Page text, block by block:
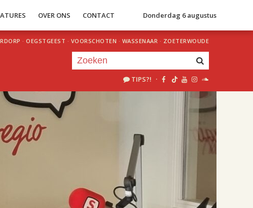
OVER ONS CONTACT Donderdag 6 augustus
· OEGSTGEEST · VOORSCHOTEN · WASSENAAR · ZOETERWOUDE
TIPS?! ·
uur 1 van 2
Volgend uur